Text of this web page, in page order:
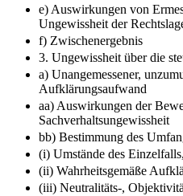
e) Auswirkungen von
Ungewissheit der
f) Zwischenergebnis
3. Ungewissheit über die
a) Unangemessener,
Aufklärungsaufwand
aa) Auswirkungen der
Sachverhaltsungewissheit
bb) Bestimmung des
(i) Umstände des
(ii) Wahrheitsgemäße
(iii) Neutralitäts-,